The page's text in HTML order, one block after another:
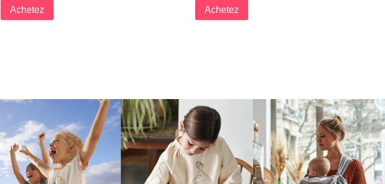
Achetez Achetez